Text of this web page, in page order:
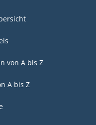
von A bis Z
A bis Z